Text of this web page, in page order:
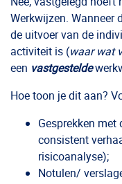
Werkwijzen. Wanneer
de uitvoer van de
activiteit is (waar wat
een vastgestelde
Hoe toon je dit aan?
Gesprekken met
consistent
risicoanalyse);
Notulen/